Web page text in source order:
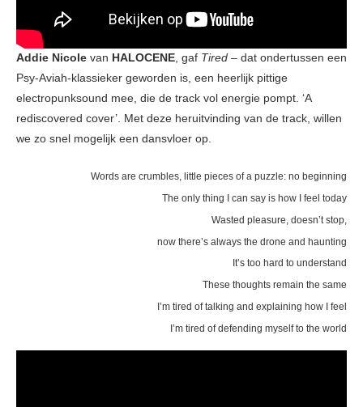
Addie Nicole van HALOCENE, gaf Tired – dat ondertussen een
Psy-Aviah-klassieker geworden is, een heerlijk pittige
electropunksound mee, die de track vol energie pompt. ‘A
rediscovered cover’. Met deze heruitvinding van de track, willen
we zo snel mogelijk een dansvloer op.
Words are crumbles, little pieces of a puzzle: no beginning
The only thing I can say is how I feel today
Wasted pleasure, doesn’t stop,
now there’s always the drone and haunting
It’s too hard to understand
These thoughts remain the same
I’m tired of talking and explaining how I feel
I’m tired of defending myself to the world